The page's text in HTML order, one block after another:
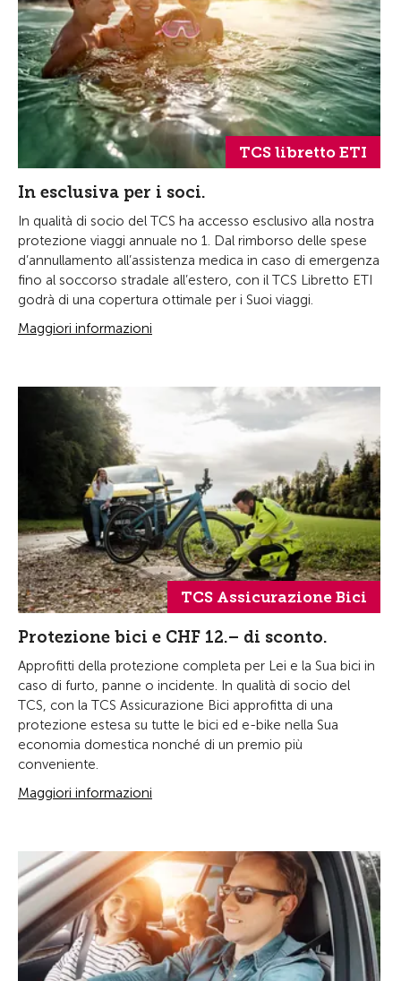
TCS libretto ETI
In esclusiva per i soci.
In qualità di socio del TCS ha accesso esclusivo alla nostra
protezione viaggi annuale no 1. Dal rimborso delle spese
d’annullamento all’assistenza medica in caso di emergenza
fino al soccorso stradale all’estero, con il TCS Libretto ETI
godrà di una copertura ottimale per i Suoi viaggi.
Maggiori informazioni
TCS Assicurazione Bici
Protezione bici e CHF 12.– di sconto.
Approfitti della protezione completa per Lei e la Sua bici in
caso di furto, panne o incidente. In qualità di socio del
TCS, con la TCS Assicurazione Bici approfitta di una
protezione estesa su tutte le bici ed e-bike nella Sua
economia domestica nonché di un premio più
conveniente.
Maggiori informazioni